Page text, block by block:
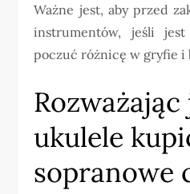
Ważne jest, aby przed
instrumentów, jeśli
poczuć różnicę w gryfie i
Rozważając
ukulele
sopranowe